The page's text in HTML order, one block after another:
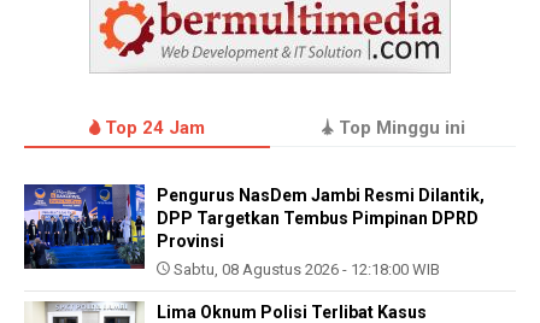
Top 24 Jam Top Minggu ini
Pengurus NasDem Jambi Resmi Dilantik,
DPP Targetkan Tembus Pimpinan DPRD
Provinsi
Sabtu, 08 Agustus 2026 - 12:18:00 WIB
Lima Oknum Polisi Terlibat Kasus